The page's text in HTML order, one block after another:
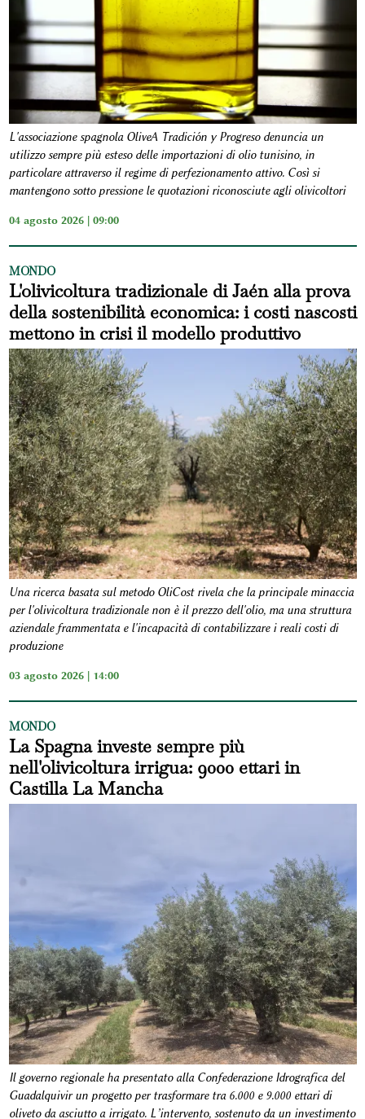
L'associazione spagnola OliveA Tradición y Progreso denuncia un
utilizzo sempre più esteso delle importazioni di olio tunisino, in
particolare attraverso il regime di perfezionamento attivo. Così si
mantengono sotto pressione le quotazioni riconosciute agli olivicoltori
04 agosto 2026 | 09:00
MONDO
L'olivicoltura tradizionale di Jaén alla prova
della sostenibilità economica: i costi nascosti
mettono in crisi il modello produttivo
Una ricerca basata sul metodo OliCost rivela che la principale minaccia
per l'olivicoltura tradizionale non è il prezzo dell'olio, ma una struttura
aziendale frammentata e l'incapacità di contabilizzare i reali costi di
produzione
03 agosto 2026 | 14:00
MONDO
La Spagna investe sempre più
nell'olivicoltura irrigua: 9000 ettari in
Castilla La Mancha
Il governo regionale ha presentato alla Confederazione Idrografica del
Guadalquivir un progetto per trasformare tra 6.000 e 9.000 ettari di
oliveto da asciutto a irrigato. L’intervento, sostenuto da un investimento